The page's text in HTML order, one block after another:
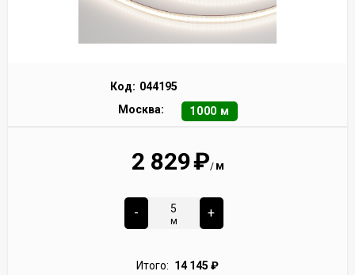
Код: 044195
Москва:
1000 м
2 829₽/ м
-
м
+
Итого: 14 145 ₽